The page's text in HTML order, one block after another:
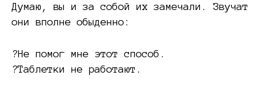
Думаю, вы и за собой их замечали. Звучат
они вполне обыденно:
?Не помог мне этот способ.
?Таблетки не работают.